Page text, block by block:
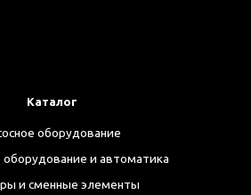
Каталог
оборудование
и автоматика
и сменные элементы